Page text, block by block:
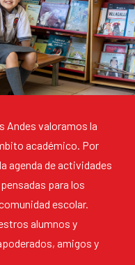
Andes valoramos la
académico. Por
agenda de actividades
para los
escolar.
alumnos y
amigos y